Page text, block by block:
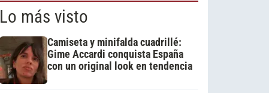
Lo más visto
Camiseta y minifalda cuadrillé:
Gime Accardi conquista España
con un original look en tendencia